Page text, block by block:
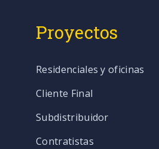
Proyectos
Residenciales y oficinas
Cliente Final
Subdistribuidor
Contratistas